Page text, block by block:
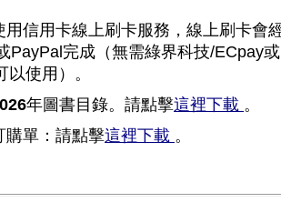
用信用卡線上刷卡服務，線上刷卡會
PayPal完成（無需綠界科技/ECpay或
使用）。
年圖書目錄。請點擊這裡下載 。
購單：請點擊這裡下載 。